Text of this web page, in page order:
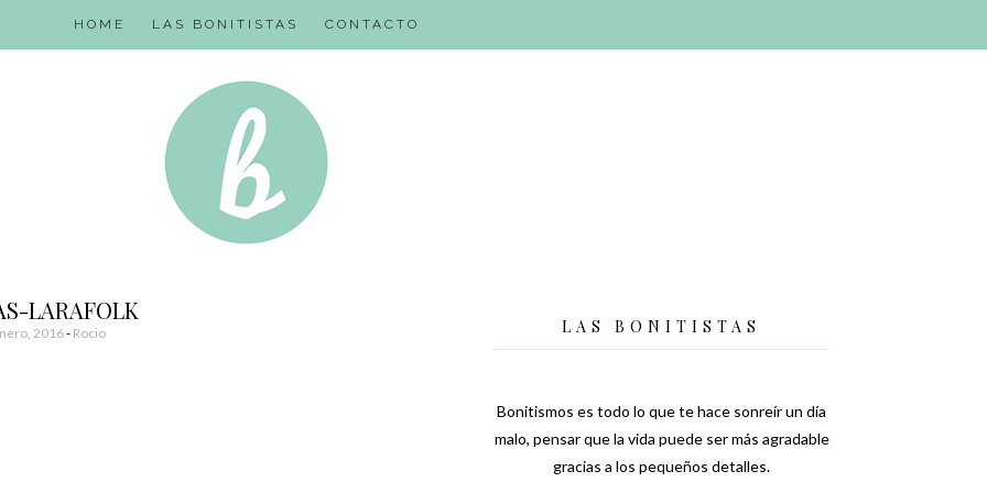
HOME LAS BONITISTAS CONTACTO
LARAFOLK
2016- Rocio LAS BONITISTAS
Bonitismos es todo lo que te hace sonreír un día
malo, pensar que la vida puede ser más agradable
gracias a los pequeños detalles.